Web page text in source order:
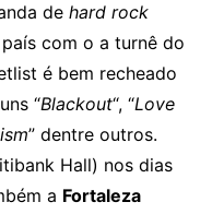
de hard rock
com o a turnê do
é bem recheado
“Blackout“, “Love
” dentre outros.
Hall) nos dias
a Fortaleza